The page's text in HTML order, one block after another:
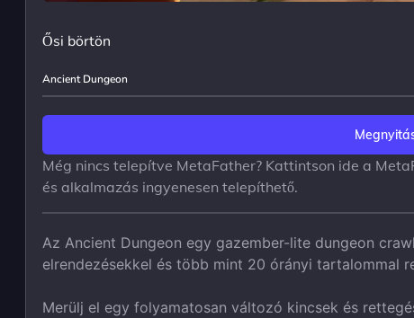
Ősi börtön
Ancient Dungeon
Még nincs telepítve MetaFather? Kattintson ide a
és alkalmazás ingyenesen telepíthető.
Az Ancient Dungeon egy gazember-lite dungeon
elrendezésekkel és több mint 20 órányi tartalommal
Merülj el egy folyamatosan változó kincsek és